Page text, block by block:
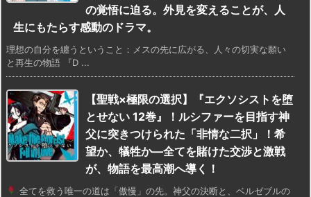
の覚悟に迫る。外見を変えることが、人
生にもたらす感動のドラマ。
理想の自分を纏うということ：メスの先に広がる、人々の切実な願い
と再生の物語 『D ...
【聖戦×極限の選択】『エクソシストを堕
とせない 12巻』！ルシファーを目指す神
父に突きつけられた「非情な二択」！希
望か、犠牲か—全てを賭けた交渉と激戦
が、物語を最高潮へ導く！
全てを救う唯一の道は「傲慢」の先。神父の決断と、ベルゼブルの